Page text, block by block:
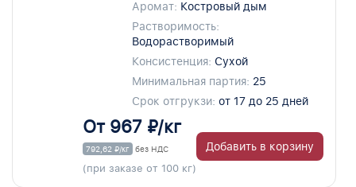
Аромат: Костровый дым
Растворимость:
Водорастворимый
Консистенция: Сухой
Минимальная партия: 25
Срок отгрукзи: от 17 до 25 дней
От 967 ₽/кг
792,62 ₽/кг без НДС
(при заказе от 100 кг)
Добавить в корзину